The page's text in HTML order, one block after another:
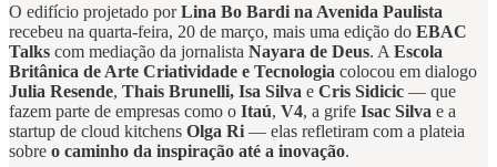
O edifício projetado porLina Bo Bardi na Avenida Paulista
recebeu na quarta-feira, 20 de março, mais uma edição do EBAC
Talks com mediação da jornalista Nayara de Deus. A Escola
Britânica de Arte Criatividade e Tecnologia colocou em dialogo
Julia Resende, Thais Brunelli, Isa Silva e Cris Sidicic — que
fazem parte de empresas como o Itaú, V4, a grife Isac Silva e a
startup de cloud kitchens Olga Ri — elas refletiram com a plateia
sobre o caminho da inspiração até a inovação.